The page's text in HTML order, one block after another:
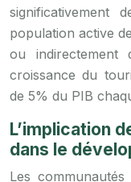
significativement
population active
ou
croissance du
de 5% du PIB
L’implication
dans le
Les